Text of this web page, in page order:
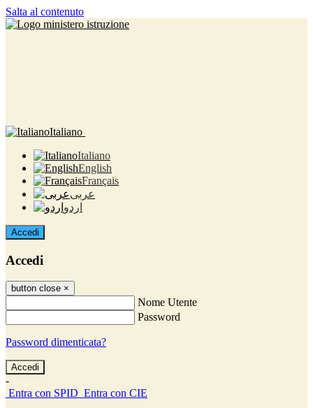
Salta al contenuto
Italiano
Italiano
English
Français
عربى
اردو
Accedi
Accedi
button close ×
Nome Utente
Password
Password dimenticata?
-
Entra con SPID Entra con CIE